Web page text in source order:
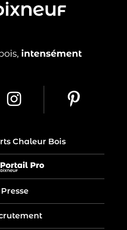
Chaleur Bois
Presse